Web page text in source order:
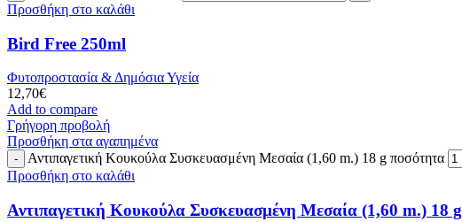
Προσθήκη στο καλάθι
Bird Free 250ml
Φυτοπροστασία & Δημόσια Υγεία
12,70€
Add to compare
Γρήγορη προβολή
Προσθήκη στα αγαπημένα
Αντιπαγετική Κουκούλα Συσκευασμένη Μεσαία (1,60 m.) 18 g ποσότητα
Προσθήκη στο καλάθι
Αντιπαγετική Κουκούλα Συσκευασμένη Μεσαία (1,60 m.) 18 g